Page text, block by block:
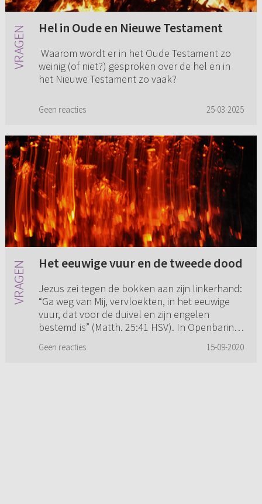
Hel in Oude en Nieuwe Testament
Waarom wordt er in het Oude Testament zo
weinig (of niet?) gesproken over de hel en in
het Nieuwe Testament zo vaak?
Geen reacties 25-03-2025
Het eeuwige vuur en de tweede dood
Jezus zei tegen de bokken aan zijn linkerhand:
“Ga weg van Mij, vervloekten, in het eeuwige
vuur, dat voor de duivel en zijn engelen
bestemd is” (Matth. 25:41 HSV). In Openbaring
Geen reacties 15-09-2020